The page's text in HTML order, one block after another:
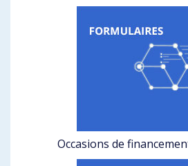
Occasions de